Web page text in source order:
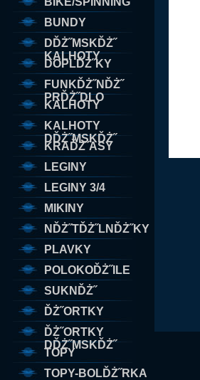
BUNDY
DĎŻ˝MSKĎŻ˝
KALHOTY
DOPLĎŻ˝KY
FUNKĎŻ˝NĎŻ˝
PRĎŻ˝DLO
KALHOTY
KALHOTY
DĎŻ˝MSKĎŻ˝
KRAĎŻ˝ASY
LEGINY
LEGINY 3/4
MIKINY
NĎŻ˝TĎŻ˝LNĎŻ˝KY
PLAVKY
POLOKOĎŻ˝ILE
SUKNĎŻ˝
ĎŻ˝ORTKY
ĎŻ˝ORTKY
DĎŻ˝MSKĎŻ˝
TOPY
TOPY-BOLĎŻ˝RKA